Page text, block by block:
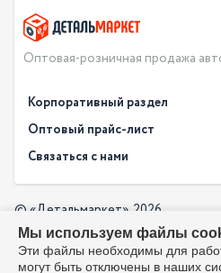
Оптовая-розничная продажа
Корпоративный раздел
Новости
О компании
Доставка
Оптовый прайс-лист
Оплата
Производители
Политика в отношении
Оптовый прайс-лист
Скачать прайс
Связаться с нами
info@detalmarket.ru
© «Детальмаркет», 2026
Разработка:
Мы используем файлы
Эти файлы необходимы для
могут быть отключены в наших